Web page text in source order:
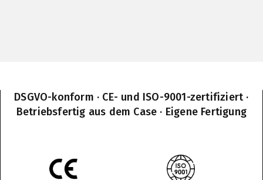
DSGVO-konform · CE- und ISO-9001-zertifiziert ·
Betriebsfertig aus dem Case · Eigene Fertigung